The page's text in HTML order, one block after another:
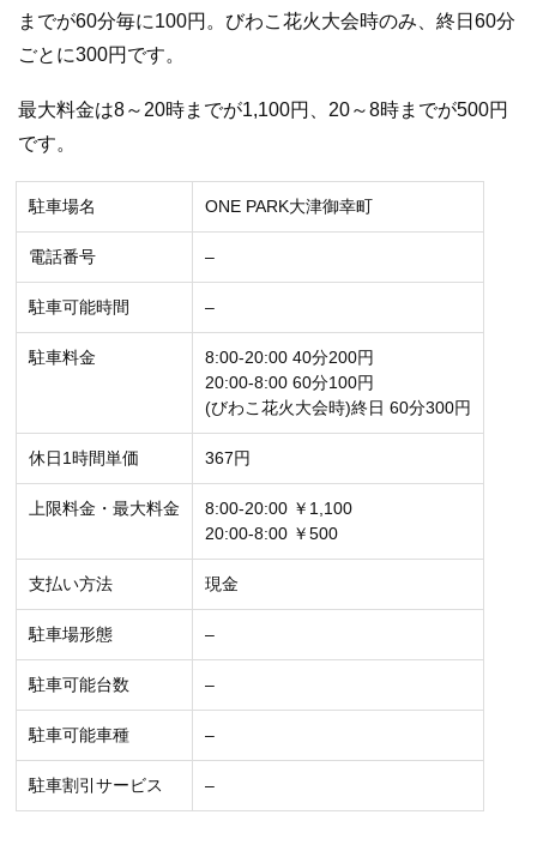
までが60分毎に100円。びわこ花火大会時のみ、終日60分
ごとに300円です。
最大料金は8～20時までが1,100円、20～8時までが500円
です。
駐車場名 ONE PARK大津御幸町
電話番号 –
駐車可能時間 –
駐車料金
8:00-20:00 40分200円
20:00-8:00 60分100円
(びわこ花火大会時)終日 60分300円
休日1時間単価 367円
上限料金・最大料金
8:00-20:00 ￥1,100
20:00-8:00 ￥500
支払い方法 現金
駐車場形態 –
駐車可能台数 –
駐車可能車種 –
駐車割引サービス –